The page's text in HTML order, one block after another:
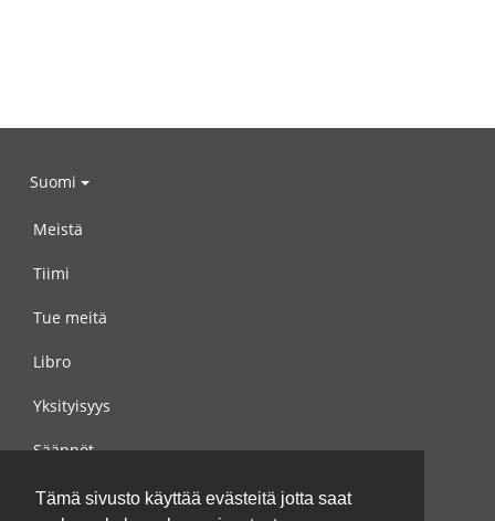
Tämä sivusto käyttää evästeitä jotta saat
Suomi
Meistä
Tiimi
Tue meitä
Libro
Yksityisyys
Säännöt
Ota yhteyttä meihin